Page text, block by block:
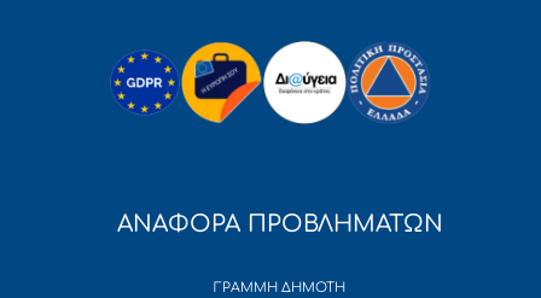
ΑΝΑΦΟΡΑ ΠΡΟΒΛΗΜΑΤΩΝ
ΓΡΑΜΜΗ ΔΗΜΟΤΗ